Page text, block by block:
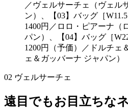
／ヴェルサーチェ（ヴェル
ン）、【03】バッグ［
1400円／ロロ・ピアーナ（
パン）、【04】バッグ［
1200円（予価）／ドルチェ
ェ＆ガッバーナ ジャパン）
02 ヴェルサーチェ
遠目でもお目立ちな